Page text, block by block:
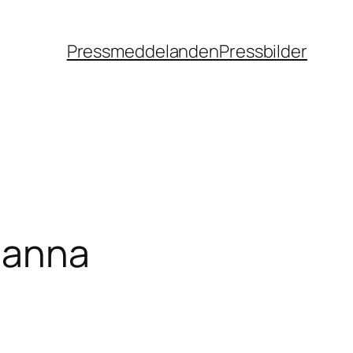
PressmeddelandenPressbilder